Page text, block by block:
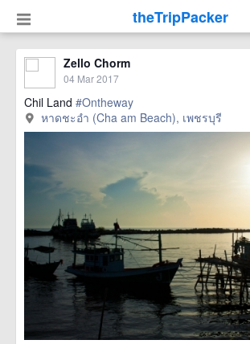
theTripPacker
Zello Chorm
04 Mar 2017
Chil Land #Ontheway
หาดชะอำ (Cha am Beach), เพชรบุรี